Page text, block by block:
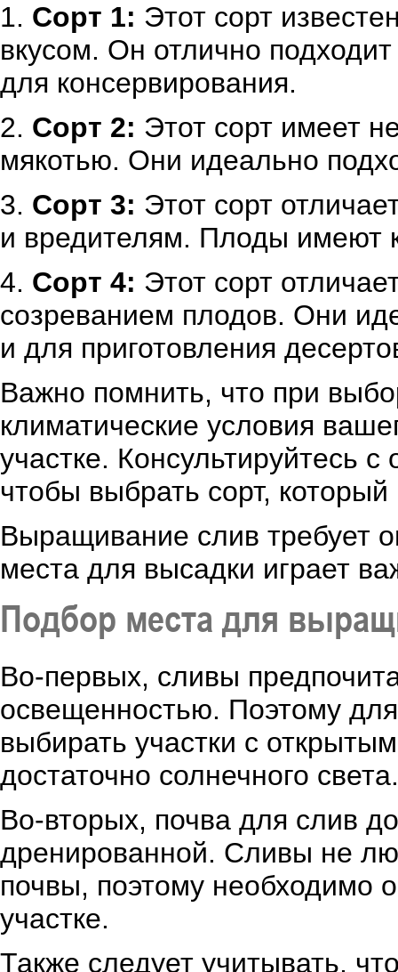
1. Сорт 1: Этот сорт
вкусом. Он отлично
для консервирования.
2. Сорт 2: Этот сорт имеет
мякотью. Они идеально
3. Сорт 3: Этот сорт
и вредителям. Плоды имеют
4. Сорт 4: Этот сорт
созреванием плодов. Они
и для приготовления
Важно помнить, что при
климатические условия
участке. Консультируйтесь
чтобы выбрать сорт,
Выращивание слив требует
места для высадки играет
Подбор места для
Во-первых, сливы
освещенностью. Поэтому
выбирать участки с
достаточно солнечного света.
Во-вторых, почва для слив
дренированной. Сливы не
почвы, поэтому необходимо
участке.
Также следует учитывать,